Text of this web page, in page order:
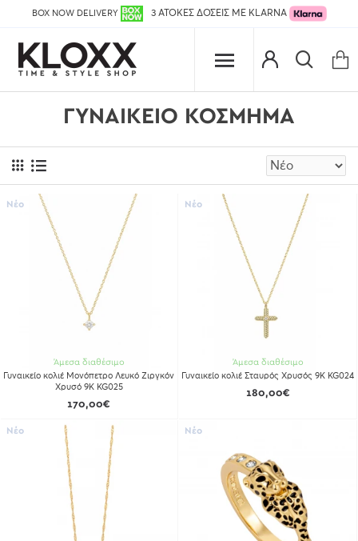
BOX NOW DELIVERY 3 ΑΤΟΚΕΣ ΔΟΣΕΙΣ ΜΕ KLARNA
ΓΥΝΑΙΚΕΊΟ ΚΌΣΜΗΜΑ
Νέο
Άμεσα διαθέσιμο
Γυναικείο κολιέ Μονόπετρο Λευκό Ζιργκόν
Χρυσό 9Κ KG025
170,00€
Νέο
Άμεσα διαθέσιμο
Γυναικείο κολιέ Σταυρός Χρυσός 9Κ KG024
180,00€
Νέο Νέο